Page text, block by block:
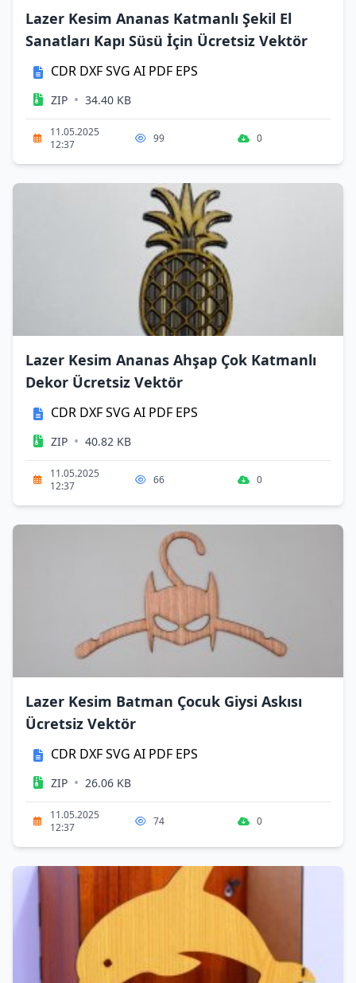
Lazer Kesim Ananas Katmanlı Şekil El
Sanatları Kapı Süsü İçin Ücretsiz Vektör
CDR DXFSVG AI PDF EPS
ZIP • 34.40 KB
11.05.2025
12:37
99 0
Lazer Kesim Ananas Ahşap Çok Katmanlı
Dekor Ücretsiz Vektör
CDR DXFSVG AI PDF EPS
ZIP • 40.82 KB
11.05.2025
12:37
66 0
Lazer Kesim Batman Çocuk Giysi Askısı
Ücretsiz Vektör
CDR DXFSVG AI PDF EPS
ZIP • 26.06 KB
11.05.2025
12:37
74 0